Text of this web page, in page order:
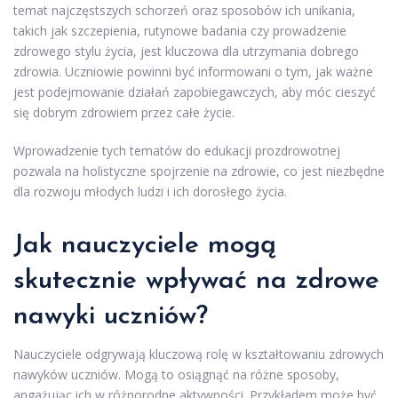
temat najczęstszych schorzeń oraz sposobów ich unikania,
takich jak szczepienia, rutynowe badania czy prowadzenie
zdrowego stylu życia, jest kluczowa dla utrzymania dobrego
zdrowia. Uczniowie powinni być informowani o tym, jak ważne
jest podejmowanie działań zapobiegawczych, aby móc cieszyć
się dobrym zdrowiem przez całe życie.
Wprowadzenie tych tematów do edukacji prozdrowotnej
pozwala na holistyczne spojrzenie na zdrowie, co jest niezbędne
dla rozwoju młodych ludzi i ich dorosłego życia.
Jak nauczyciele mogą
skutecznie wpływać na zdrowe
nawyki uczniów?
Nauczyciele odgrywają kluczową rolę w kształtowaniu zdrowych
nawyków uczniów. Mogą to osiągnąć na różne sposoby,
angażując ich w różnorodne aktywności. Przykładem może być